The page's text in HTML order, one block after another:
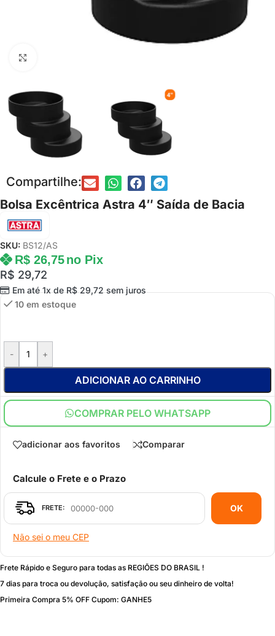
Compartilhe:
Bolsa Excêntrica Astra 4″ Saída de Bacia
SKU: BS12/AS
R$ 29,72
Em até 1x deR$29,72sem juros
R$26,75 no Pix
10 em estoque
- +
ADICIONAR AO CARRINHO
COMPRAR PELO WHATSAPP
adicionar aos favoritos Comparar
Calcule o Frete e o Prazo
OK
Não sei o meu CEP
Frete Rápido e Seguro para todas as REGIÕES DO BRASIL !
7 dias para troca ou devolução, satisfação ou seu dinheiro de volta!
Primeira Compra 5% OFF Cupom: GANHE5